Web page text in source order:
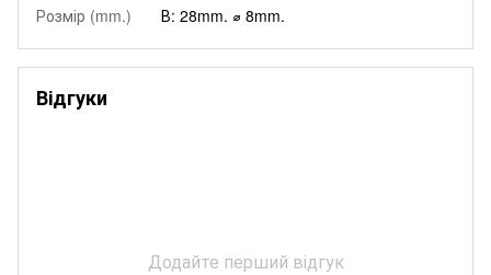
Розмір (mm.)
В: 28mm. ⌀ 8mm.
Відгуки
Додайте перший відгук